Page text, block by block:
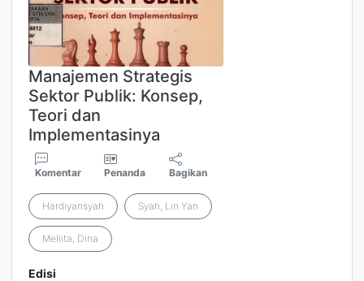
Manajemen Strategis
Sektor Publik: Konsep,
Teori dan
Implementasinya
Komentar Penanda Bagikan
Hardiyansyah Syah, Lin Yan
Mellita, Dina
Edisi